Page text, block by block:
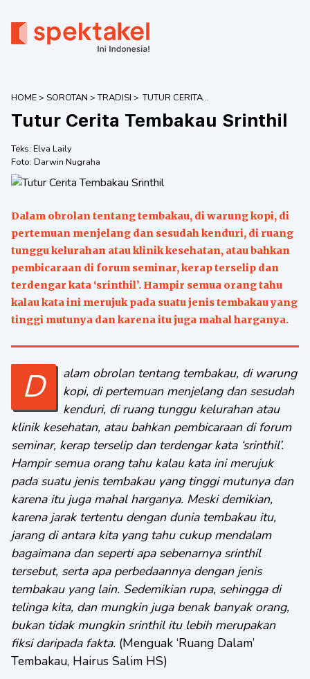
HOME> SOROTAN >TRADISI > TUTUR CERITA
TEMBAKAU
SRINTHIL
Tutur Cerita Tembakau Srinthil
Teks: Elva Laily
Foto: Darwin Nugraha
Dalam obrolan tentang tembakau, di warung kopi, di
pertemuan menjelang dan sesudah kenduri, di ruang
tunggu kelurahan atau klinik kesehatan, atau bahkan
pembicaraan di forum seminar, kerap terselip dan
terdengar kata ‘srinthil’. Hampir semua orang tahu
kalau kata ini merujuk pada suatu jenis tembakau yang
tinggi mutunya dan karena itu juga mahal harganya.
Dalam obrolan tentang tembakau, di warung
kopi, di pertemuan menjelang dan sesudah
kenduri, di ruang tunggu kelurahan atau
klinik kesehatan, atau bahkan pembicaraan di forum
seminar, kerap terselip dan terdengar kata ‘srinthil’.
Hampir semua orang tahu kalau kata ini merujuk
pada suatu jenis tembakau yang tinggi mutunya dan
karena itu juga mahal harganya. Meski demikian,
karena jarak tertentu dengan dunia tembakau itu,
jarang di antara kita yang tahu cukup mendalam
bagaimana dan seperti apa sebenarnya srinthil
tersebut, serta apa perbedaannya dengan jenis
tembakau yang lain. Sedemikian rupa, sehingga di
telinga kita, dan mungkin juga benak banyak orang,
bukan tidak mungkin srinthil itu lebih merupakan
fiksi daripada fakta. (Menguak ‘Ruang Dalam’
Tembakau, Hairus Salim HS)